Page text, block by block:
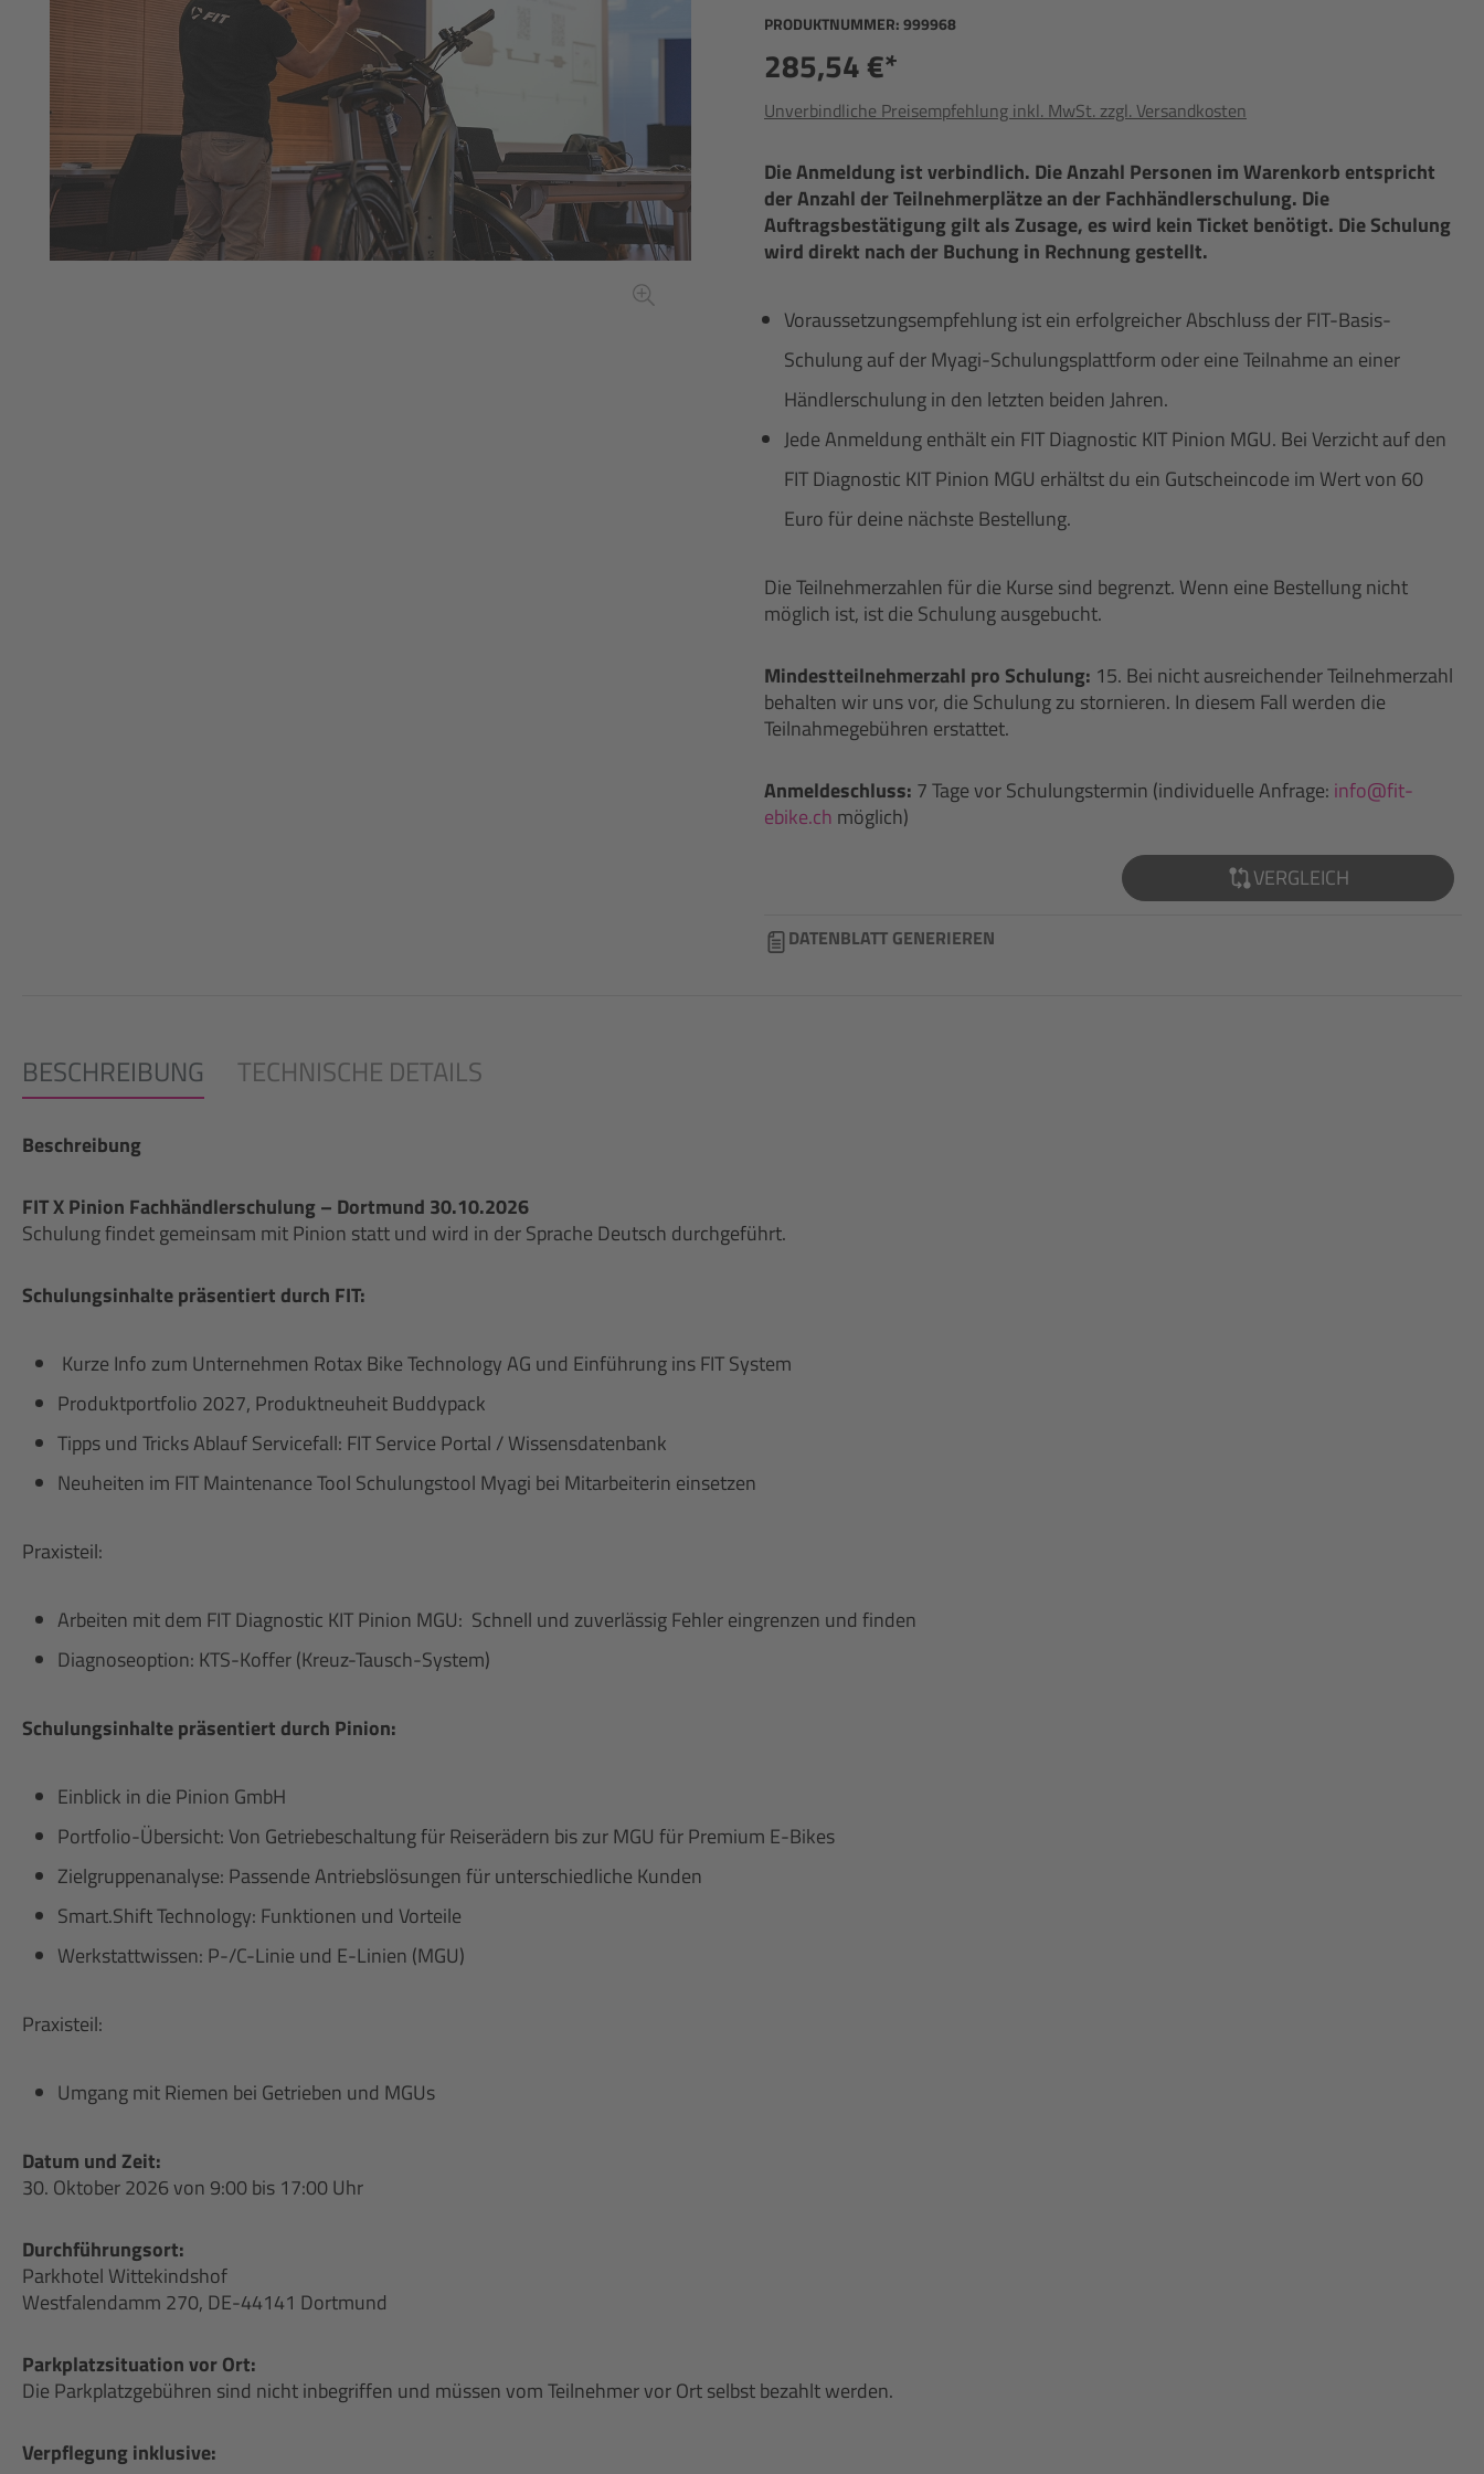
PRODUKTNUMMER:999968
285,54 €*
Unverbindliche Preisempfehlung inkl. MwSt. zzgl. Versandkosten
Die Anmeldung ist verbindlich. Die Anzahl Personen im Warenkorb entspricht
der Anzahl der Teilnehmerplätze an der Fachhändlerschulung. Die
Auftragsbestätigung gilt als Zusage, es wird kein Ticket benötigt. Die Schulung
wird direkt nach der Buchung in Rechnung gestellt.
Voraussetzungsempfehlung ist ein erfolgreicher Abschluss der FIT-Basis-
Schulung auf der Myagi-Schulungsplattform oder eine Teilnahme an einer
Händlerschulung in den letzten beiden Jahren.
Jede Anmeldung enthält ein FIT Diagnostic KIT Pinion MGU. Bei Verzicht auf den
FIT Diagnostic KIT Pinion MGU erhältst du ein Gutscheincode im Wert von 60
Euro für deine nächste Bestellung.
Die Teilnehmerzahlen für die Kurse sind begrenzt. Wenn eine Bestellung nicht
möglich ist, ist die Schulung ausgebucht.
Mindestteilnehmerzahl pro Schulung: 15. Bei nicht ausreichender Teilnehmerzahl
behalten wir uns vor, die Schulung zu stornieren. In diesem Fall werden die
Teilnahmegebühren erstattet.
Anmeldeschluss: 7 Tage vor Schulungstermin (individuelle Anfrage: info@fit-
ebike.ch möglich)
VERGLEICH
DATENBLATT GENERIEREN
BESCHREIBUNG TECHNISCHE DETAILS
Beschreibung
FIT X Pinion Fachhändlerschulung – Dortmund 30.10.2026
Schulung findet gemeinsam mit Pinion statt und wird in der Sprache Deutsch durchgeführt.
Schulungsinhalte präsentiert durch FIT:
Kurze Info zum Unternehmen Rotax Bike Technology AG und Einführung ins FIT System
Produktportfolio 2027, Produktneuheit Buddypack
Tipps und Tricks Ablauf Servicefall: FIT Service Portal / Wissensdatenbank
Neuheiten im FIT Maintenance Tool Schulungstool Myagi bei Mitarbeiterin einsetzen
Praxisteil:
Arbeiten mit dem FIT Diagnostic KIT Pinion MGU: Schnell und zuverlässig Fehler eingrenzen und finden
Diagnoseoption: KTS-Koffer (Kreuz-Tausch-System)
Schulungsinhalte präsentiert durch Pinion:
Einblick in die Pinion GmbH
Portfolio-Übersicht: Von Getriebeschaltung für Reiserädern bis zur MGU für Premium E-Bikes
Zielgruppenanalyse: Passende Antriebslösungen für unterschiedliche Kunden
Smart.Shift Technology: Funktionen und Vorteile
Werkstattwissen: P-/C-Linie und E-Linien (MGU)
Praxisteil:
Umgang mit Riemen bei Getrieben und MGUs
Datum und Zeit:
30. Oktober 2026 von 9:00 bis 17:00 Uhr
Durchführungsort:
Parkhotel Wittekindshof
Westfalendamm 270, DE-44141 Dortmund
Parkplatzsituation vor Ort:
Die Parkplatzgebühren sind nicht inbegriffen und müssen vom Teilnehmer vor Ort selbst bezahlt werden.
Verpflegung inklusive: